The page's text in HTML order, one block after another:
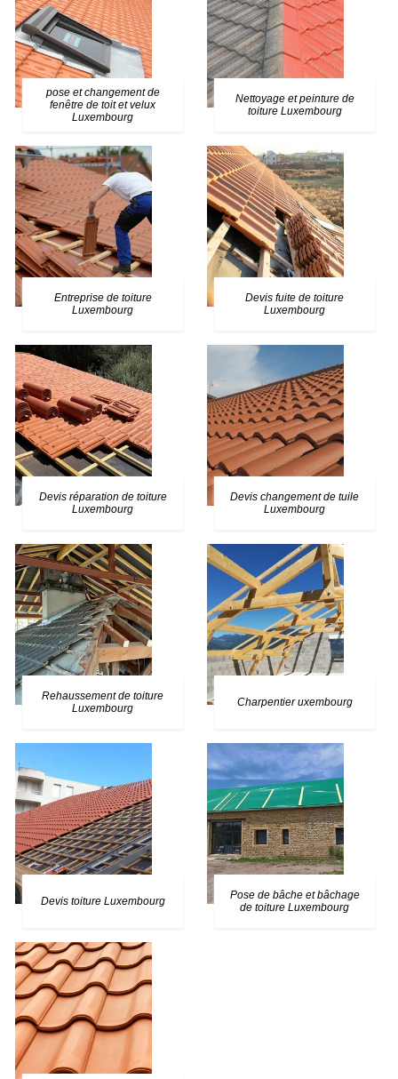
pose et changement de
fenêtre de toit et velux
Luxembourg
Nettoyage et peinture de
toiture Luxembourg
Entreprise de toiture
Luxembourg
Devis fuite de toiture
Luxembourg
Devis réparation de toiture
Luxembourg
Devis changement de tuile
Luxembourg
Rehaussement de toiture
Luxembourg
Charpentier uxembourg
Devis toiture Luxembourg
Pose de bâche et bâchage
de toiture Luxembourg